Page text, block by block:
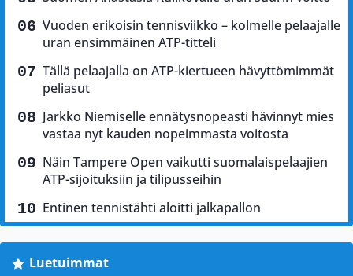
Vuoden erikoisin tennisviikko – kolmelle pelaajalle
uran ensimmäinen ATP-titteli
Tällä pelaajalla on ATP-kiertueen hävyttömimmät
peliasut
Jarkko Niemiselle ennätysnopeasti hävinnyt mies
vastaa nyt kauden nopeimmasta voitosta
Näin Tampere Open vaikutti suomalaispelaajien
ATP-sijoituksiin ja tilipusseihin
Entinen tennistähti aloitti jalkapallon
Luetuimmat